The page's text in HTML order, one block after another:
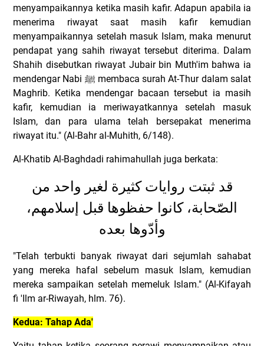
menyampaikannya ketika masih kafir. Adapun apabila ia
menerima riwayat saat masih kafir kemudian
menyampaikannya setelah masuk Islam, maka menurut
pendapat yang sahih riwayat tersebut diterima. Dalam
Shahih disebutkan riwayat Jubair bin Muth'im bahwa ia
mendengar Nabi ﷺ membaca surah At-Thur dalam salat
Maghrib. Ketika mendengar bacaan tersebut ia masih
kafir, kemudian ia meriwayatkannya setelah masuk
Islam, dan para ulama telah bersepakat menerima
riwayat itu." (Al-Bahr al-Muhith, 6/148).
Al-Khatib Al-Baghdadi rahimahullah juga berkata:
قد ثبتت روايات كثيرة لغير واحد من
الصّحابة، كانوا حفظوها قبل إسلامهم،
وأدّوها بعده
"Telah terbukti banyak riwayat dari sejumlah sahabat
yang mereka hafal sebelum masuk Islam, kemudian
mereka sampaikan setelah memeluk Islam." (Al-Kifayah
fi 'Ilm ar-Riwayah, hlm. 76).
Kedua: Tahap Ada'